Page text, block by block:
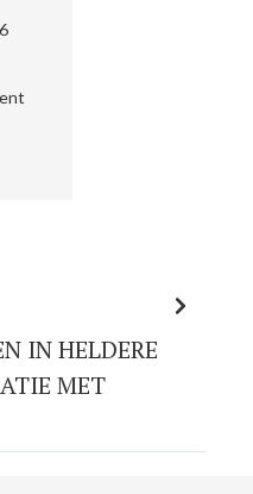
IN HELDERE
MET